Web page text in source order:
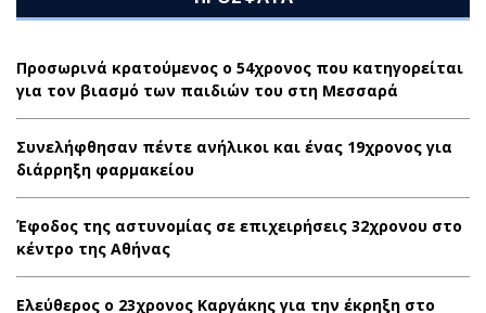
Προσωρινά κρατούμενος ο 54χρονος που κατηγορείται
για τον βιασμό των παιδιών του στη Μεσσαρά
Συνελήφθησαν πέντε ανήλικοι και ένας 19χρονος για
διάρρηξη φαρμακείου
Έφοδος της αστυνομίας σε επιχειρήσεις 32χρονου στο
κέντρο της Αθήνας
Ελεύθερος ο 23χρονος Καργάκης για την έκρηξη στο